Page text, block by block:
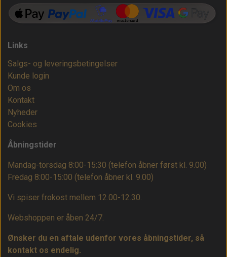
Links
Salgs- og leveringsbetingelser
Kunde login
Om os
Kontakt
Nyheder
Cookies
Åbningstider
Mandag-torsdag 8:00-15:30 (telefon åbner først kl. 9.00)
Fredag 8:00-15:00 (telefon åbner kl. 9.00)
Vi spiser frokost mellem 12.00-12.30.
Webshoppen er åben 24/7.
Ønsker du en aftale udenfor vores åbningstider, så
kontakt os endelig.